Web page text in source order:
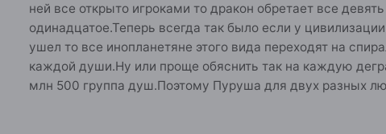
ней все открыто игроками то дракон обретает все
одинадцатое.Теперь всегда так было если у
ушел то все инопланетяне этого вида переходят на
каждой души.Ну или проще обяснить так на каждую
млн 500 группа душ.Поэтому Пуруша для двух разных